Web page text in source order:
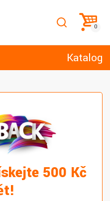
Katalog
500 Kč